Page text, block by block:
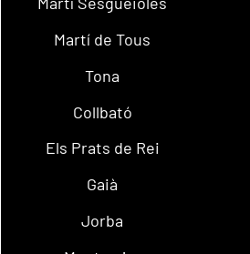
Martí de Tous
Tona
Collbató
Els Prats de Rei
Gaià
Jorba